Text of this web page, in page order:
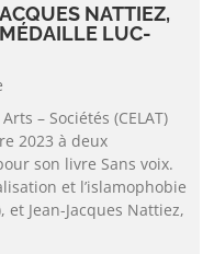
NATTIEZ,
LUC-
– Sociétés (CELAT)
2023 à deux
son livre Sans voix.
et l’islamophobie
Jean-Jacques Nattiez,